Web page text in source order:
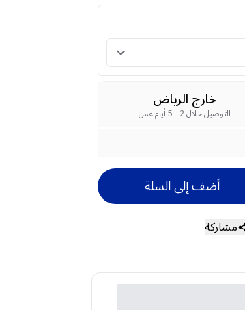
خارج الرياض
التوصيل خلال 2 - 5 أيام عمل
أضف إلى السلة
مشاركة